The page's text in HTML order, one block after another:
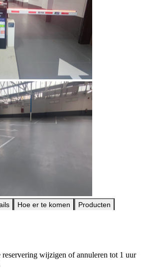
Hoe er te komen Producten
reservering wijzigen of annuleren tot 1 uur